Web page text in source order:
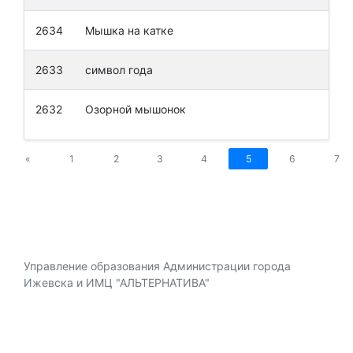
2634 Мышка на катке
2633 символ года
2632 Озорной мышонок
« 1 2 3 4 5 6 7
Управление образования Администрации города
Ижевска и ИМЦ "АЛЬТЕРНАТИВА"